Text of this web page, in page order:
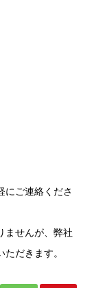
にご連絡くださ
ませんが、弊社
だきます。